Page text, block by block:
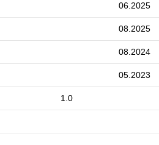
06.2025
08.2025
08.2024
05.2023
1.0